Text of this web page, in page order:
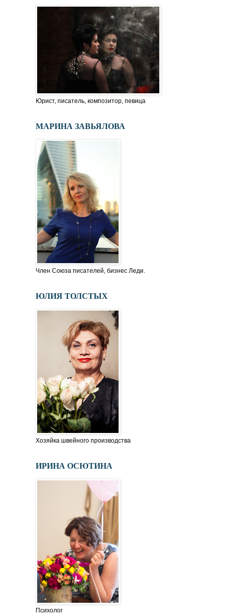
Юрист, писатель, композитор, певица
МАРИНА ЗАВЬЯЛОВА
Член Союза писателей, бизнес Леди.
ЮЛИЯ ТОЛСТЫХ
Хозяйка швейного производства
ИРИНА ОСЮТИНА
Психолог